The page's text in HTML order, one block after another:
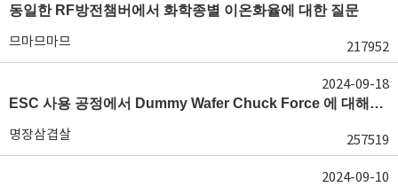
동일한 RF방전챔버에서 화학종별 이온화율에 대한 질문
므마므마므 217952
ESC 사용 공정에서 Dummy Wafer Chuck Force 에 대해서 궁급합니다
명장삼겹살 257519
2024-09-18
2024-09-10